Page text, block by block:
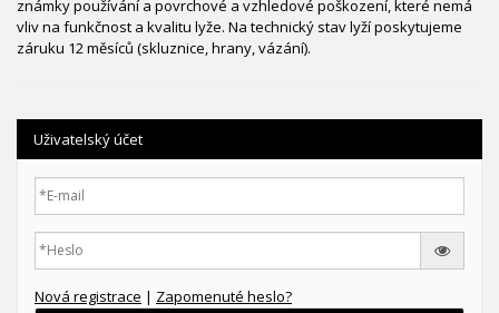
známky používání a povrchové a vzhledové poškození, které nemá
vliv na funkčnost a kvalitu lyže. Na technický stav lyží poskytujeme
záruku 12 měsíců (skluznice, hrany, vázání).
Uživatelský účet
Nová registrace | Zapomenuté heslo?